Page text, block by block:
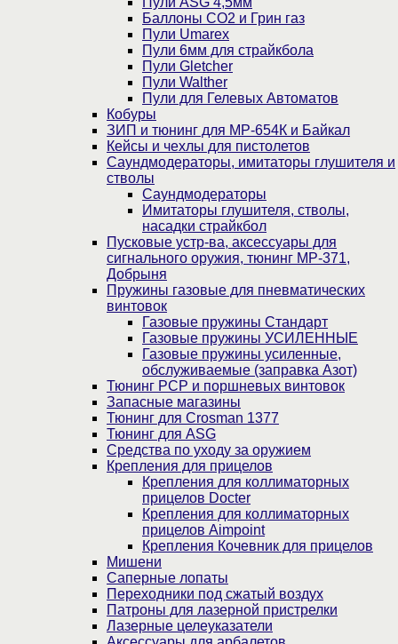
Баллоны CO2 и Грин газ
Пули Umarex
Пули 6мм для страйкбола
Пули Gletcher
Пули Walther
Пули для Гелевых Автоматов
Кобуры
ЗИП и тюнинг для МР-654К и Байкал
Кейсы и чехлы для пистолетов
Саундмодераторы, имитаторы глушителя и
стволы
Саундмодераторы
Имитаторы глушителя, стволы,
насадки страйкбол
Пусковые устр-ва, аксессуары для
сигнального оружия, тюнинг МР-371,
Добрыня
Пружины газовые для пневматических
винтовок
Газовые пружины Стандарт
Газовые пружины УСИЛЕННЫЕ
Газовые пружины усиленные,
обслуживаемые (заправка Азот)
Тюнинг PCP и поршневых винтовок
Запасные магазины
Тюнинг для Crosman 1377
Тюнинг для ASG
Средства по уходу за оружием
Крепления для прицелов
Крепления для коллиматорных
прицелов Docter
Крепления для коллиматорных
прицелов Aimpoint
Крепления Кочевник для прицелов
Мишени
Саперные лопаты
Переходники под сжатый воздух
Патроны для лазерной пристрелки
Лазерные целеуказатели